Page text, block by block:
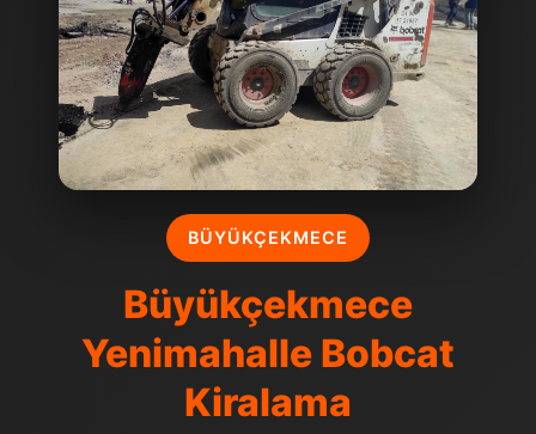
BÜYÜKÇEKMECE
Büyükçekmece
Yenimahalle Bobcat
Kiralama